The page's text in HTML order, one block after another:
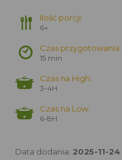
Ilość porcji:
6+
Czas przygotowania:
15 min
Czas na High:
3-4H
Czas na Low:
6-8H
Data dodania: 2025-11-24